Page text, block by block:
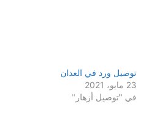
توصيل ورد في العدان
23 مايو، 2021
في "توصيل أزهار"